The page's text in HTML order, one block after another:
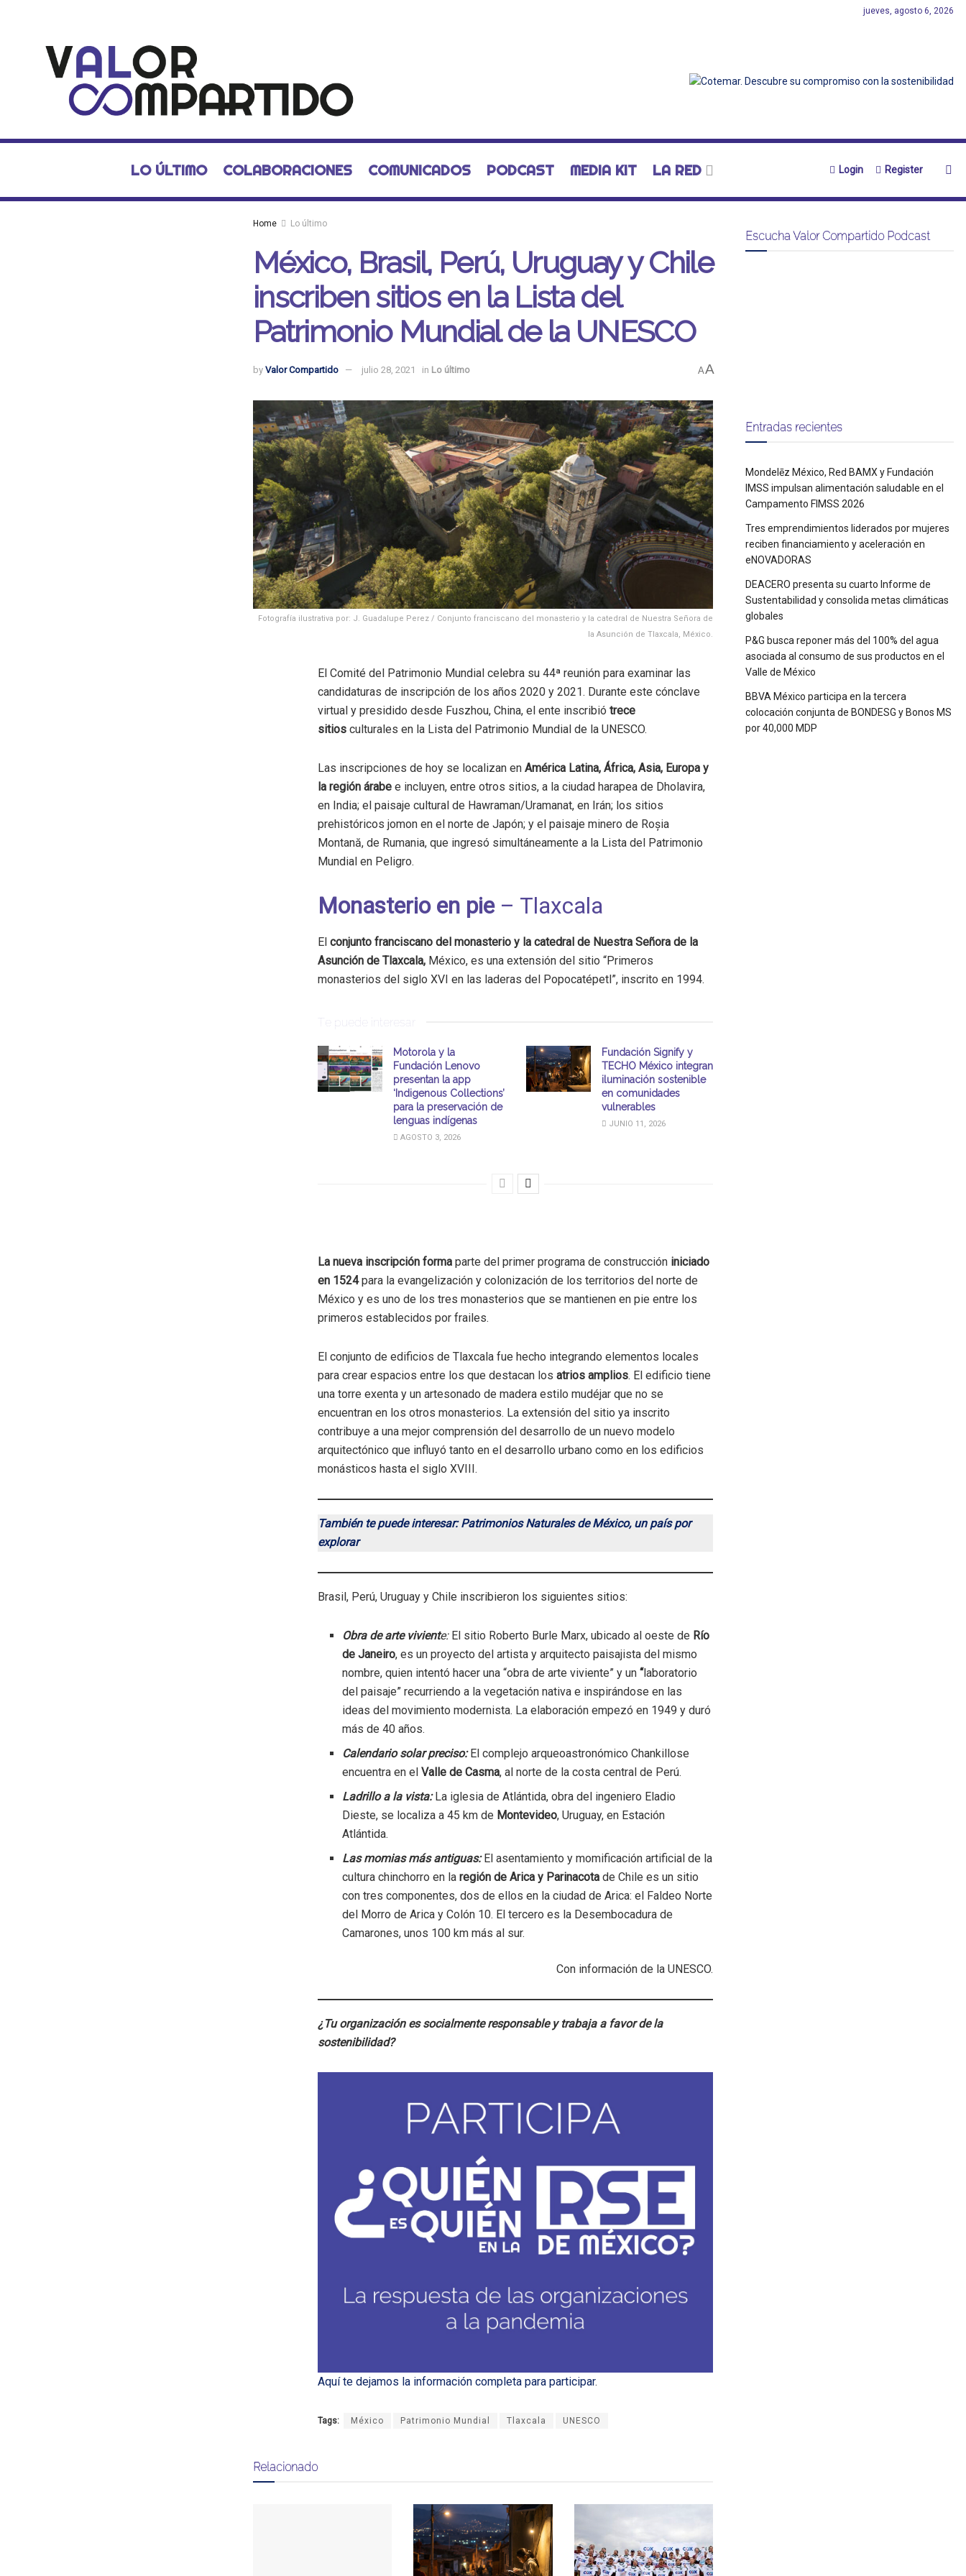
jueves, agosto 6, 2026
LO ÚLTIMO COLABORACIONES COMUNICADOS PODCAST MEDIA KIT LA RED Login Register
Home Lo último
México, Brasil, Perú, Uruguay y Chile
inscriben sitios en la Lista del
Patrimonio Mundial de la UNESCO
by Valor Compartido julio 28, 2021 in Lo último AA
Fotografía ilustrativa por: J. Guadalupe Perez / Conjunto franciscano del monasterio y la catedral de Nuestra Señora de
la Asunción de Tlaxcala, México.
El Comité del Patrimonio Mundial celebra su 44ª reunión para examinar las
candidaturas de inscripción de los años 2020 y 2021. Durante este cónclave
virtual y presidido desde Fuszhou, China, el ente inscribió trece
sitios culturales en la Lista del Patrimonio Mundial de la UNESCO.
Las inscripciones de hoy se localizan en América Latina, África, Asia, Europa y
la región árabe e incluyen, entre otros sitios, a la ciudad harapea de Dholavira,
en India; el paisaje cultural de Hawraman/Uramanat, en Irán; los sitios
prehistóricos jomon en el norte de Japón; y el paisaje minero de Roșia
Montană, de Rumania, que ingresó simultáneamente a la Lista del Patrimonio
Mundial en Peligro.
Monasterio en pie– Tlaxcala
El conjunto franciscano del monasterio y la catedral de Nuestra Señora de la
Asunción de Tlaxcala, México, es una extensión del sitio “Primeros
monasterios del siglo XVI en las laderas del Popocatépetl”, inscrito en 1994.
Te puede interesar
Motorola y la
Fundación Lenovo
presentan la app
‘Indigenous Collections’
para la preservación de
lenguas indígenas
AGOSTO 3, 2026
Fundación Signify y
TECHO México integran
iluminación sostenible
en comunidades
vulnerables
JUNIO 11, 2026
La nueva inscripción forma parte del primer programa de construcción iniciado
en 1524para la evangelización y colonización de los territorios del norte de
México y es uno de los tres monasterios que se mantienen en pie entre los
primeros establecidos por frailes.
El conjunto de edificios de Tlaxcala fue hecho integrando elementos locales
para crear espacios entre los que destacan los atrios amplios. El edificio tiene
una torre exenta y un artesonado de madera estilo mudéjar que no se
encuentran en los otros monasterios. La extensión del sitio ya inscrito
contribuye a una mejor comprensión del desarrollo de un nuevo modelo
arquitectónico que influyó tanto en el desarrollo urbano como en los edificios
monásticos hasta el siglo XVIII.
También te puede interesar: Patrimonios Naturales de México, un país por
explorar
Brasil, Perú, Uruguay y Chile inscribieron los siguientes sitios:
Obra de arte viviente: El sitio Roberto Burle Marx, ubicado al oeste de Río
de Janeiro, es un proyecto del artista y arquitecto paisajista del mismo
nombre, quien intentó hacer una “obra de arte viviente” y un“laboratorio
del paisaje” recurriendo a la vegetación nativa e inspirándose en las
ideas del movimiento modernista. La elaboración empezó en 1949 y duró
más de 40 años.
Calendario solar preciso: El complejo arqueoastronómico Chankillose
encuentra en elValle de Casma, al norte de la costa central de Perú.
Ladrillo a la vista:La iglesia de Atlántida, obra del ingeniero Eladio
Dieste, se localiza a 45 km de Montevideo, Uruguay, en Estación
Atlántida.
Las momias más antiguas:El asentamiento y momificación artificial de la
cultura chinchorro en laregión de Arica y Parinacotade Chile es un sitio
con tres componentes, dos de ellos en la ciudad de Arica: el Faldeo Norte
del Morro de Arica y Colón 10. El tercero es la Desembocadura de
Camarones, unos 100 km más al sur.
Con información de la UNESCO.
¿Tu organización es socialmente responsable y trabaja a favor de la
sostenibilidad?
Aquí te dejamos la información completa para participar.
Tags: México Patrimonio Mundial Tlaxcala UNESCO
Relacionado
Escucha Valor Compartido Podcast
Entradas recientes
Mondelēz México, Red BAMX y Fundación
IMSS impulsan alimentación saludable en el
Campamento FIMSS 2026
Tres emprendimientos liderados por mujeres
reciben financiamiento y aceleración en
eNOVADORAS
DEACERO presenta su cuarto Informe de
Sustentabilidad y consolida metas climáticas
globales
P&G busca reponer más del 100% del agua
asociada al consumo de sus productos en el
Valle de México
BBVA México participa en la tercera
colocación conjunta de BONDESG y Bonos MS
por 40,000 MDP